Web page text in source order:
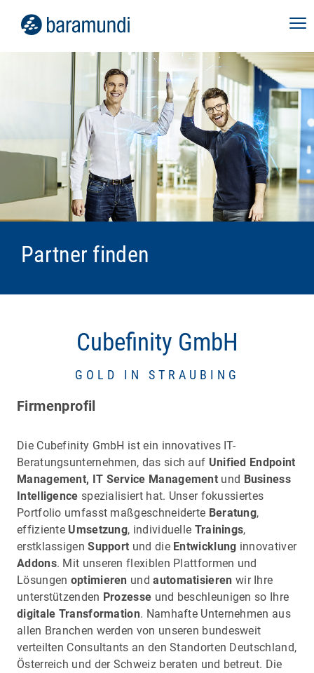
Partner finden
Cubefinity GmbH
GOLD IN STRAUBING
Firmenprofil
Die Cubefinity GmbH ist ein innovatives IT-
Beratungsunternehmen, das sich auf Unified Endpoint
Management, IT Service Management und Business
Intelligence spezialisiert hat. Unser fokussiertes
Portfolio umfasst maßgeschneiderte Beratung,
effiziente Umsetzung, individuelle Trainings,
erstklassigenSupport und die Entwicklung innovativer
Addons. Mit unseren flexiblen Plattformen und
Lösungen optimieren undautomatisieren wir Ihre
unterstützenden Prozesse und beschleunigen so Ihre
digitale Transformation. Namhafte Unternehmen aus
allen Branchen werden von unseren bundesweit
verteilten Consultants an den Standorten Deutschland,
Österreich und der Schweiz beraten und betreut. Die